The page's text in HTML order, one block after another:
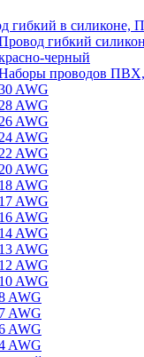
гибкий в силиконе,
гибкий
черный
проводов
AWG
28 AWG
26 AWG
24 AWG
22 AWG
20 AWG
18 AWG
17 AWG
16 AWG
14 AWG
13 AWG
12 AWG
10 AWG
AWG
7 AWG
AWG
AWG